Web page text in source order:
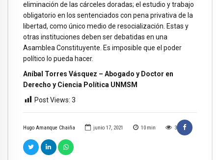
Hugo Amanque Chaiña junio 17, 2021 10 min 3
eliminación de las cárceles doradas; el estudio y trabajo
obligatorio en los sentenciados con pena privativa de la
libertad, como único medio de resocialización. Estas y
otras instituciones deben ser debatidas en una
Asamblea Constituyente. Es imposible que el poder
político lo pueda hacer.
Aníbal Torres Vásquez – Abogado y Doctor en
Derecho y Ciencia Política UNMSM
Post Views: 3